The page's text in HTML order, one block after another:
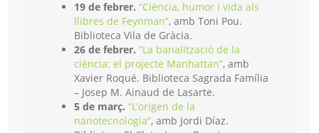
19 de febrer. “Ciència, humor i vida als
llibres de Feynman”, amb Toni Pou.
Biblioteca Vila de Gràcia.
26 de febrer. “La banalització de la
ciència: el projecte Manhattan”, amb
Xavier Roqué. Biblioteca Sagrada Família
– Josep M. Ainaud de Lasarte.
5 de març. “L’origen de la
nanotecnologia”, amb Jordi Díaz.